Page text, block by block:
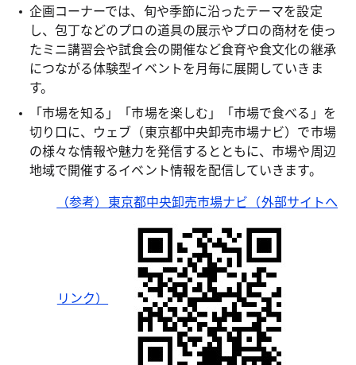
企画コーナーでは、旬や季節に沿ったテーマを設定
し、包丁などのプロの道具の展示やプロの商材を使っ
たミニ講習会や試食会の開催など食育や食文化の継承
につながる体験型イベントを月毎に展開していきま
す。
「市場を知る」「市場を楽しむ」「市場で食べる」を
切り口に、ウェブ（東京都中央卸売市場ナビ）で市場
の様々な情報や魅力を発信するとともに、市場や周辺
地域で開催するイベント情報を配信していきます。
（参考）東京都中央卸売市場ナビ（外部サイトへ
リンク）